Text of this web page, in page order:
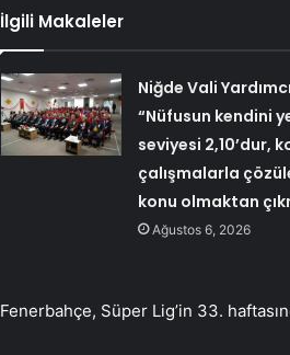
İlgili Makaleler
Niğde Vali
“Nüfusun kendini
seviyesi 2,10’dur,
çalışmalarla
konu olmaktan
Ağustos 6, 2026
Fenerbahçe, Süper Lig’in 33.